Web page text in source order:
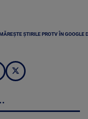
ȘTIRILE PROTV ÎN GOOGLE